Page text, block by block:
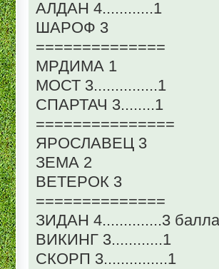
АЛДАН 4............1
ШАРОФ 3
==============
МРДИМА 1
МОСТ 3...............1
СПАРТАЧ 3........1
===============
ЯРОСЛАВЕЦ 3
ЗЕМА 2
ВЕТЕРОК 3
==============
ЗИДАН 4..............3 балла
ВИКИНГ 3............1
СКОРП 3...............1